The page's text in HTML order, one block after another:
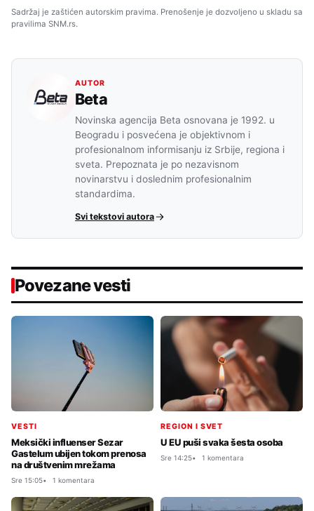
Sadržaj je zaštićen autorskim pravima. Prenošenje je dozvoljeno u skladu sa
pravilima SNM.rs.
AUTOR
Beta
Novinska agencija Beta osnovana je 1992. u
Beogradu i posvećena je objektivnom i
profesionalnom informisanju iz Srbije, regiona i
sveta. Prepoznata je po nezavisnom
novinarstvu i doslednim profesionalnim
standardima.
Svi tekstovi autora
Povezane vesti
VESTI
Meksički influenser Sezar
Gastelum ubijen tokom prenosa
na društvenim mrežama
Sre 15:05 1 komentara
REGION I SVET
U EU puši svaka šesta osoba
Sre 14:25 1 komentara